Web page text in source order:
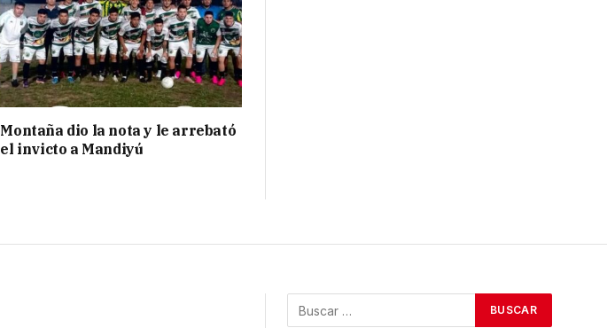
Montaña dio la nota y le arrebató
el invicto a Mandiyú